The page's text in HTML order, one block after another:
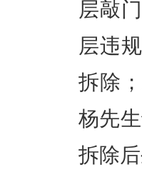
层敲
层违
拆除
杨先生
拆除